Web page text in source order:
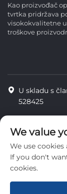
Kao proizvođač
tvrtka pridržava
visokokvalitetne
troškove
U skladu s
528425
[email
We value
We use
If you don't
cookies.